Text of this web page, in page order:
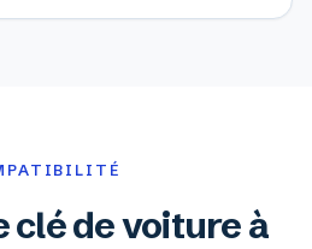
clé de voiture à